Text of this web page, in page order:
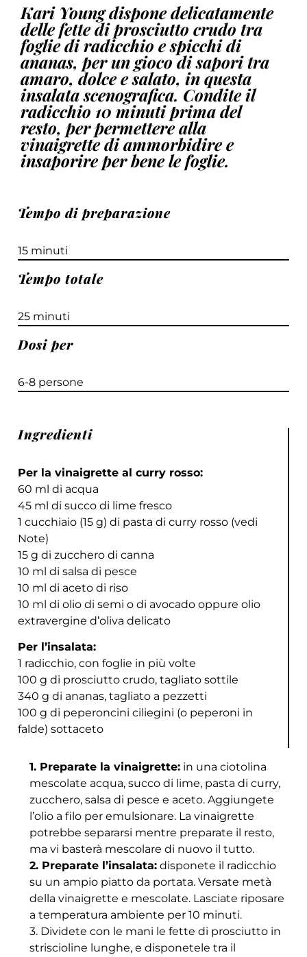
Kari Young dispone delicatamente
delle fette di prosciutto crudo tra
foglie di radicchio e spicchi di
ananas, per un gioco di sapori tra
amaro, dolce e salato, in questa
insalata scenografica. Condite il
radicchio 10 minuti prima del
resto, per permettere alla
vinaigrette di ammorbidire e
insaporire per bene le foglie.
Tempo di preparazione
15 minuti
Tempo totale
25 minuti
Dosi per
6-8 persone
Ingredienti
Per la vinaigrette al curry rosso:
60 ml di acqua
45 ml di succo di lime fresco
1 cucchiaio (15 g) di pasta di curry rosso (vedi
Note)
15 g di zucchero di canna
10 ml di salsa di pesce
10 ml di aceto di riso
10 ml di olio di semi o di avocado oppure olio
extravergine d’oliva delicato
Per l’insalata:
1 radicchio, con foglie in più volte
100 g di prosciutto crudo, tagliato sottile
340 g di ananas, tagliato a pezzetti
100 g di peperoncini ciliegini (o peperoni in
falde) sottaceto
1. Preparate la vinaigrette:in una ciotolina
mescolate acqua, succo di lime, pasta di curry,
zucchero, salsa di pesce e aceto. Aggiungete
l’olio a filo per emulsionare. La vinaigrette
potrebbe separarsi mentre preparate il resto,
ma vi basterà mescolare di nuovo il tutto.
2. Preparate l’insalata:disponete il radicchio
su un ampio piatto da portata. Versate metà
della vinaigrette e mescolate. Lasciate riposare
a temperatura ambiente per 10 minuti.
3. Dividete con le mani le fette di prosciutto in
striscioline lunghe, e disponetele tra il